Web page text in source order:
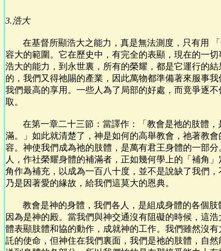
3.浩大
在基督所顯浩大之能力，真是無法測度，只有用 「
容大的範圍。它在歷史中，有完全的表顯，現在的一
浩大的能力，到永世裏，所有的榮耀，都是它運行的
的，我們又得祂賜的產業，因此萬物都準備著來服事
我們最高的享用。一些人為了局部的好處，而竟爭逐
取。
在第一章二十三節：當譯作：「教會是祂的肢體，
滿。」如此就清楚了，神是如何的高舉教會，祂著教
容。神使我們成為祂的肢體，是萬有君王身體的一部
人，作社榮耀身體的補滿者，正如幾何學上的「補角
角作為補充，以成為一百八十度，並不是說缺了我們
乃是因著愛的緣故，給我們這莫大的恩典。
教會是神的身體，我們各人，是組成身體的各個肢
因為是神的殿。當我們與神交通沒有阻礙的時候，這
體表顯肢體和協的動作，成就神的工作。我們雖然沒
託的使命，但神住在我們裏面，我們是祂的肢體，自